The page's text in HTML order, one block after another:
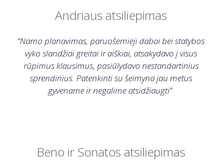
Andriaus atsiliepimas
“Namo planavimas, paruošemieji dabai bei statybos
vyko slandžiai greitai ir aiškiai, atsakydavo į visus
rūpimus klausimus, pasiūlydavo nestandartinius
sprendinius. Patenkinti su šeimyna jau metus
gyvename ir negalime atsidžiaugti”
Beno ir Sonatos atsiliepimas